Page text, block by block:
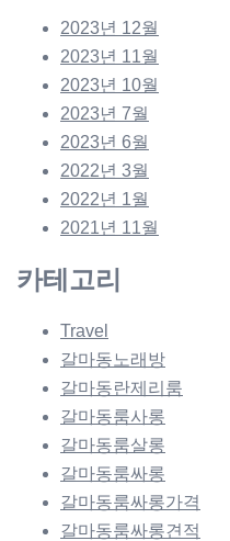
2023년 12월
2023년 11월
2023년 10월
2023년 7월
2023년 6월
2022년 3월
2022년 1월
2021년 11월
카테고리
Travel
갈마동노래방
갈마동란제리룸
갈마동룸사롱
갈마동룸살롱
갈마동룸싸롱
갈마동룸싸롱가격
갈마동룸싸롱견적